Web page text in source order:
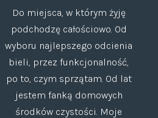
Do miejsca, w którym żyję
podchodzę całościowo. Od
wyboru najlepszego odcienia
bieli, przez funkcjonalność,
po to, czym sprzątam. Od lat
jestem fanką domowych
środków czystości. Moje